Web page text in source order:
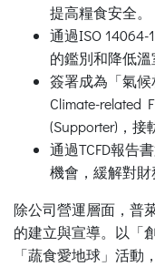
提高糧食安全。
通過ISO
的鑑別和降低溫
簽署成為「氣候
Climate-related
(Supporter)，接
通過TCFD報告
機會，緩解對財
除公司營運層面，普
的建立與宣導。以「
「蔬食愛地球」活